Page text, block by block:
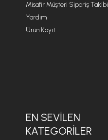
Misafir Müşteri Sipariş Takibi
Yardım
Ürün Kayıt
EN SEVILEN
KATEGORILER